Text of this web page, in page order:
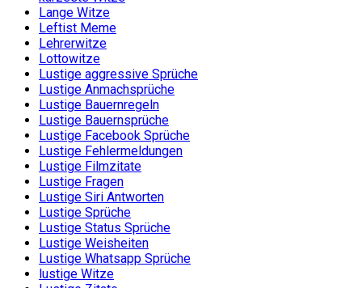
Lange Witze
Leftist Meme
Lehrerwitze
Lottowitze
Lustige aggressive Sprüche
Lustige Anmachsprüche
Lustige Bauernregeln
Lustige Bauernsprüche
Lustige Facebook Sprüche
Lustige Fehlermeldungen
Lustige Filmzitate
Lustige Fragen
Lustige Siri Antworten
Lustige Sprüche
Lustige Status Sprüche
Lustige Weisheiten
Lustige Whatsapp Sprüche
lustige Witze